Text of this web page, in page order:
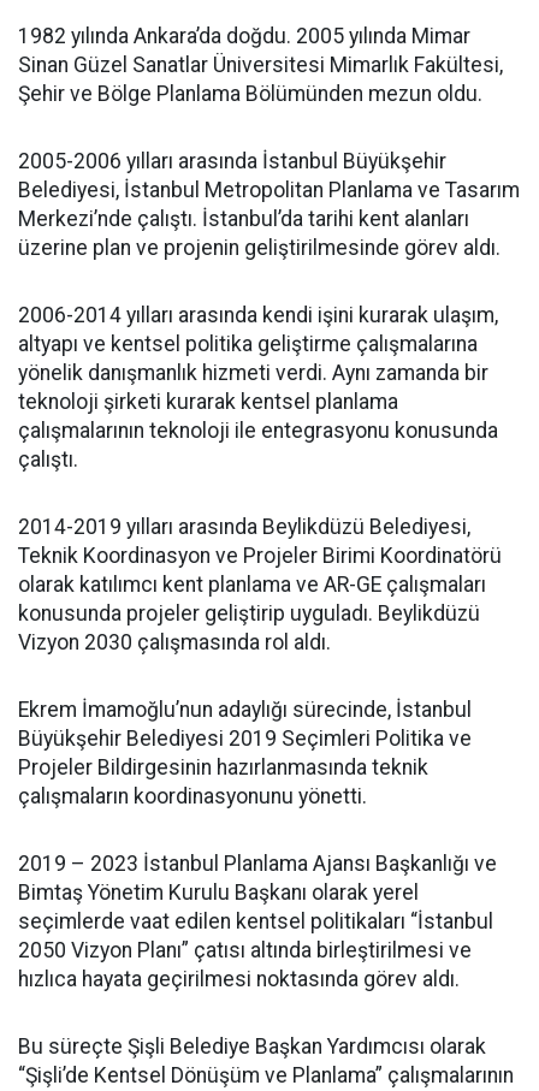
1982 yılında Ankara’da doğdu. 2005 yılında Mimar
Sinan Güzel Sanatlar Üniversitesi Mimarlık Fakültesi,
Şehir ve Bölge Planlama Bölümünden mezun oldu.
2005-2006 yılları arasında İstanbul Büyükşehir
Belediyesi, İstanbul Metropolitan Planlama ve Tasarım
Merkezi’nde çalıştı. İstanbul’da tarihi kent alanları
üzerine plan ve projenin geliştirilmesinde görev aldı.
2006-2014 yılları arasında kendi işini kurarak ulaşım,
altyapı ve kentsel politika geliştirme çalışmalarına
yönelik danışmanlık hizmeti verdi. Aynı zamanda bir
teknoloji şirketi kurarak kentsel planlama
çalışmalarının teknoloji ile entegrasyonu konusunda
çalıştı.
2014-2019 yılları arasında Beylikdüzü Belediyesi,
Teknik Koordinasyon ve Projeler Birimi Koordinatörü
olarak katılımcı kent planlama ve AR-GE çalışmaları
konusunda projeler geliştirip uyguladı. Beylikdüzü
Vizyon 2030 çalışmasında rol aldı.
Ekrem İmamoğlu’nun adaylığı sürecinde, İstanbul
Büyükşehir Belediyesi 2019 Seçimleri Politika ve
Projeler Bildirgesinin hazırlanmasında teknik
çalışmaların koordinasyonunu yönetti.
2019 – 2023 İstanbul Planlama Ajansı Başkanlığı ve
Bimtaş Yönetim Kurulu Başkanı olarak yerel
seçimlerde vaat edilen kentsel politikaları “İstanbul
2050 Vizyon Planı” çatısı altında birleştirilmesi ve
hızlıca hayata geçirilmesi noktasında görev aldı.
Bu süreçte Şişli Belediye Başkan Yardımcısı olarak
“Şişli’de Kentsel Dönüşüm ve Planlama” çalışmalarının